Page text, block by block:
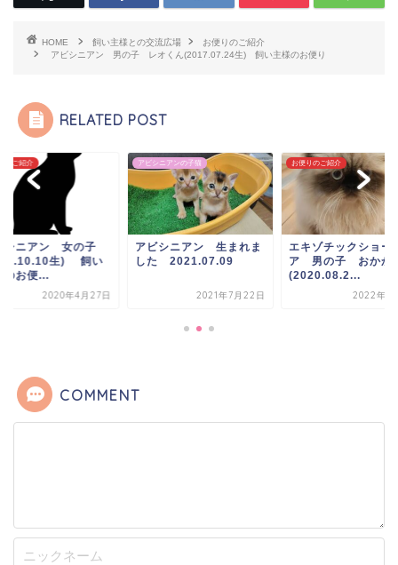
HOME 飼い主様との交流広場
お便りのご紹介
アビシニアン 男の子 レオくん(2017.07.24生) 飼い主様のお便り
RELATED POST
のご紹介
シニアン 女の子
生) 飼い
のお便...
2020年4月27日
アビシニアンの子猫
アビシニアン 生まれま
した 2021.07.09
2021年7月22日
お便りのご紹介
エキゾチックショー
ア 男の子 おかか
(2020.08.2...
2022年1
COMMENT